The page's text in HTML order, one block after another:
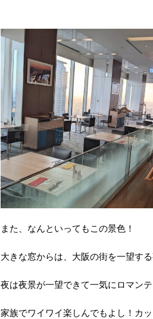
また、なんといってもこの景色！
大きな窓からは、大阪の街を一望す
夜は夜景が一望できて一気にロマン
家族でワイワイ楽しんでもよし！カ